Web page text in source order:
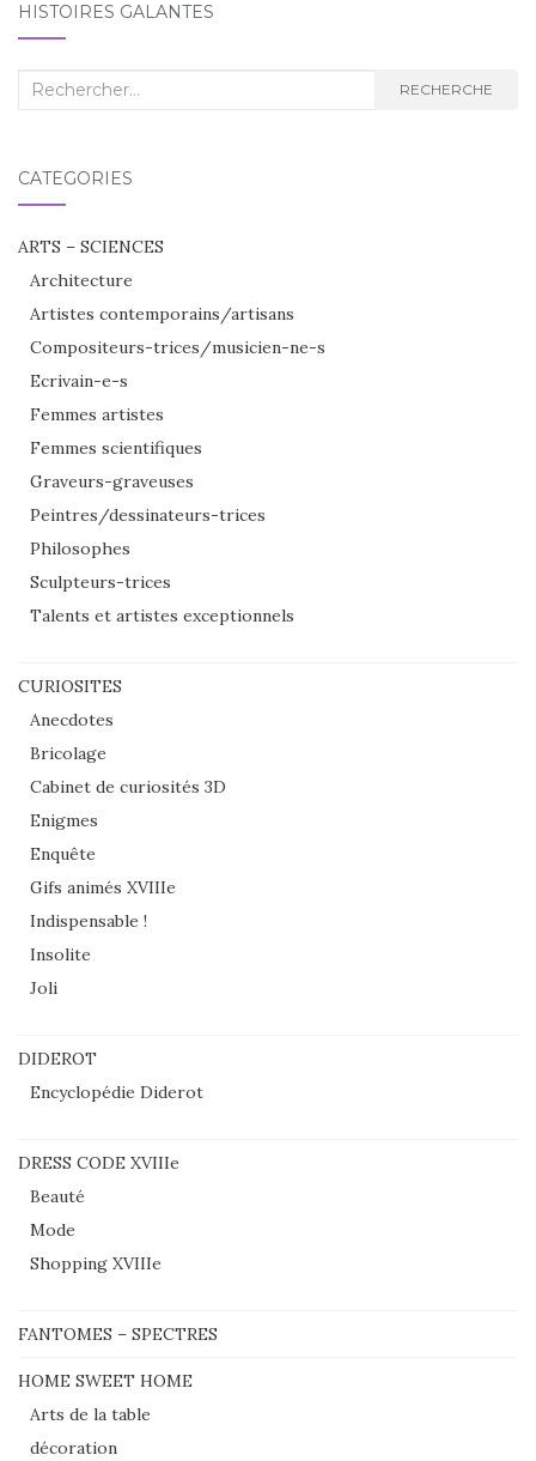
HISTOIRES GALANTES
Recherche
RECHERCHE
CATÉGORIES
ARTS – SCIENCES
Architecture
Artistes contemporains/artisans
Compositeurs-trices/musicien-ne-s
Ecrivain-e-s
Femmes artistes
Femmes scientifiques
Graveurs-graveuses
Peintres/dessinateurs-trices
Philosophes
Sculpteurs-trices
Talents et artistes exceptionnels
CURIOSITES
Anecdotes
Bricolage
Cabinet de curiosités 3D
Enigmes
Enquête
Gifs animés XVIIIe
Indispensable !
Insolite
Joli
DIDEROT
Encyclopédie Diderot
DRESS CODE XVIIIe
Beauté
Mode
Shopping XVIIIe
FANTOMES – SPECTRES
HOME SWEET HOME
Arts de la table
décoration